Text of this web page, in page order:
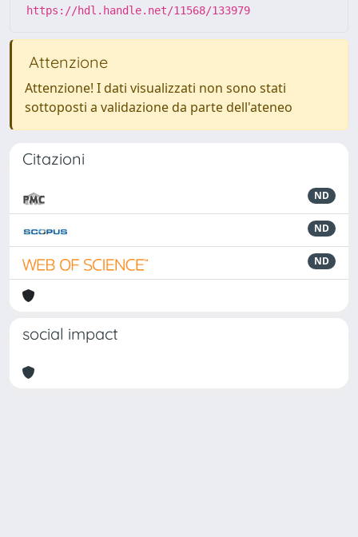
https://hdl.handle.net/11568/133979
Attenzione
Attenzione! I dati visualizzati non sono stati
sottoposti a validazione da parte dell'ateneo
Citazioni
ND
ND
ND
social impact